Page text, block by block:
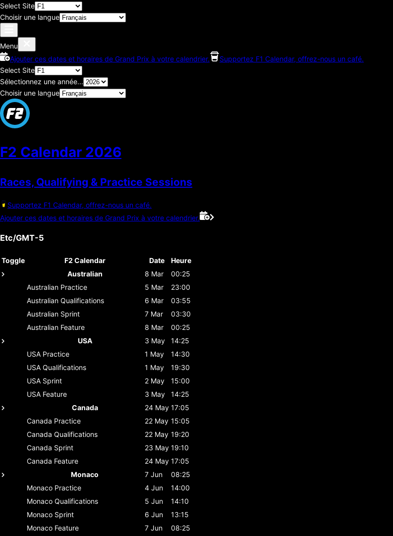
Select Site
Choisir une langue
Menu
Ajouter ces dates et horaires de Grand Prix à votre calendrier.
Supportez F1 Calendar, offrez-nous un café.
Select Site
Sélectionnez une année...
Choisir une langue
F2 Calendar 2026
Races, Qualifying & Practice Sessions
Supportez F1 Calendar, offrez-nous un café.
Ajouter ces dates et horaires de Grand Prix à votre calendrier.
Etc/GMT-5
Toggle F2 Calendar Date
Heure
Australian
8 Mar
00:25
Australian Practice 5 Mar
23:00
Australian Qualifications 6 Mar
03:55
Australian Sprint 7 Mar
03:30
Australian Feature 8 Mar
00:25
USA
3 May
14:25
USA Practice 1 May
14:30
USA Qualifications 1 May
19:30
USA Sprint 2 May
15:00
USA Feature 3 May
14:25
Canada
24 May 17:05
Canada Practice 22 May 15:05
Canada Qualifications 22 May 19:20
Canada Sprint 23 May 19:10
Canada Feature 24 May 17:05
Monaco
7 Jun
08:25
Monaco Practice 4 Jun
14:00
Monaco Qualifications 5 Jun
14:10
Monaco Sprint 6 Jun
13:15
Monaco Feature 7 Jun
08:25